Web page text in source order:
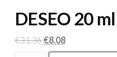
DESEO 20 ml
€31.36Ursprünglicher
Preis
€8.08Aktueller
Preis